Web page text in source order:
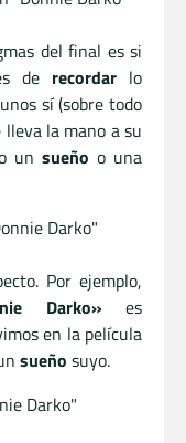
del final es si
de recordar lo
sí (sobre todo
lleva la mano a su
unsueño o una
Por ejemplo,
Darko» es
en la película
sueño suyo.